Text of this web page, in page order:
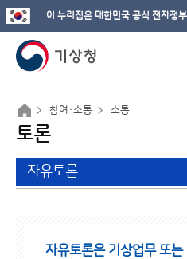
이 누리집은 대한민국 공식 전자정
참여·소통 소통
토론
자유토론
자유토론은 기상업무 또